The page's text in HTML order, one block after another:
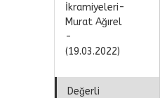
İkramiyeleri-
Murat Ağırel
-
(19.03.2022)
Değerli